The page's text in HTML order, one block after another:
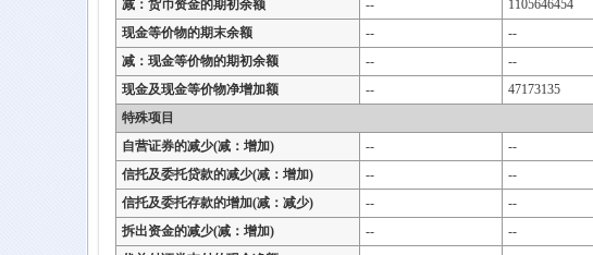
减：货币资金的期初余额
-- 1105646454
现金等价物的期末余额
-- --
减：现金等价物的期初余额
-- --
现金及现金等价物净增加额
-- 47173135
特殊项目
自营证券的减少(减：增加)
-- --
信托及委托贷款的减少(减：增加)
-- --
信托及委托存款的增加(减：减少)
-- --
拆出资金的减少(减：增加)
-- --